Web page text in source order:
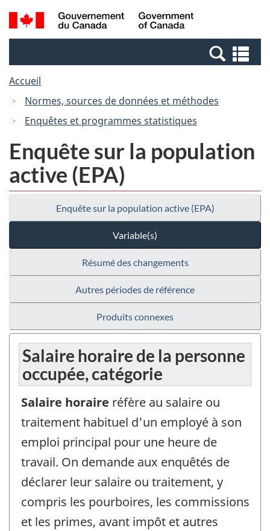
Passer
au
Passer
à
Canada
Recherche
et
et
Accueil
Normes, sources de données et méthodes
Enquêtes et programmes statistiques
Enquête sur la population
active (EPA)
Enquête sur la population active (EPA)
Variable(s)
Résumé des changements
Autres périodes de référence
Produits connexes
Salaire horaire de la personne
occupée, catégorie
Salaire horaire réfère au salaire ou
traitement habituel d'un employé à son
emploi principal pour une heure de
travail. On demande aux enquêtés de
déclarer leur salaire ou traitement, y
compris les pourboires, les commissions
et les primes, avant impôt et autres